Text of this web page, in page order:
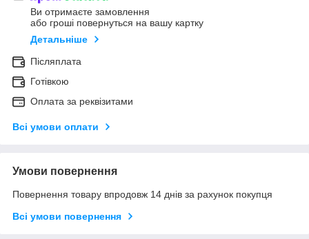
Ви отримаєте замовлення
або гроші повернуться на вашу картку
Детальніше
Післяплата
Готівкою
Оплата за реквізитами
Всі умови оплати
Умови повернення
Повернення товару впродовж 14 днів за рахунок покупця
Всі умови повернення